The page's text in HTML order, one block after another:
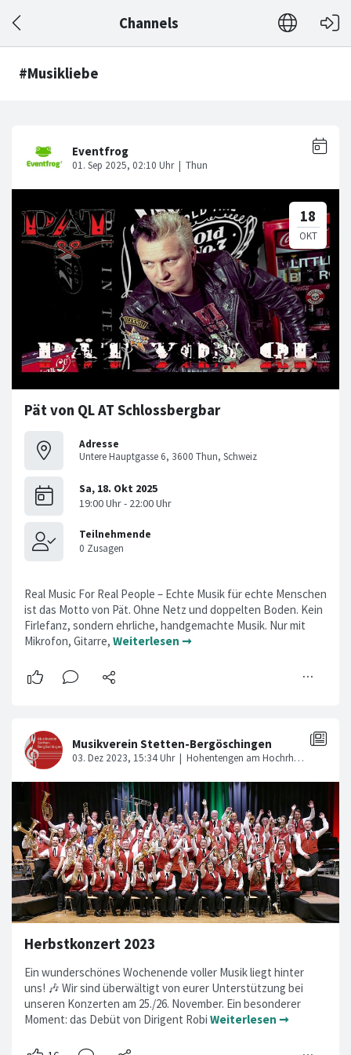
Channels
#Musikliebe
Pät von QL AT Schlossbergbar
Adresse
Untere Hauptgasse 6, 3600 Thun, Schweiz
Real Music For Real People – Echte Musik für echte Menschen
ist das Motto von Pät. Ohne Netz und doppelten Boden. Kein
Firlefanz, sondern ehrliche, handgemachte Musik. Nur mit
Mikrofon, Gitarre, Weiterlesen ➞
Herbstkonzert 2023
Ein wunderschönes Wochenende voller Musik liegt hinter
uns! 🎶 Wir sind überwältigt von eurer Unterstützung bei
unseren Konzerten am 25./26. November. Ein besonderer
Moment: das Debüt von Dirigent Robi Weiterlesen ➞